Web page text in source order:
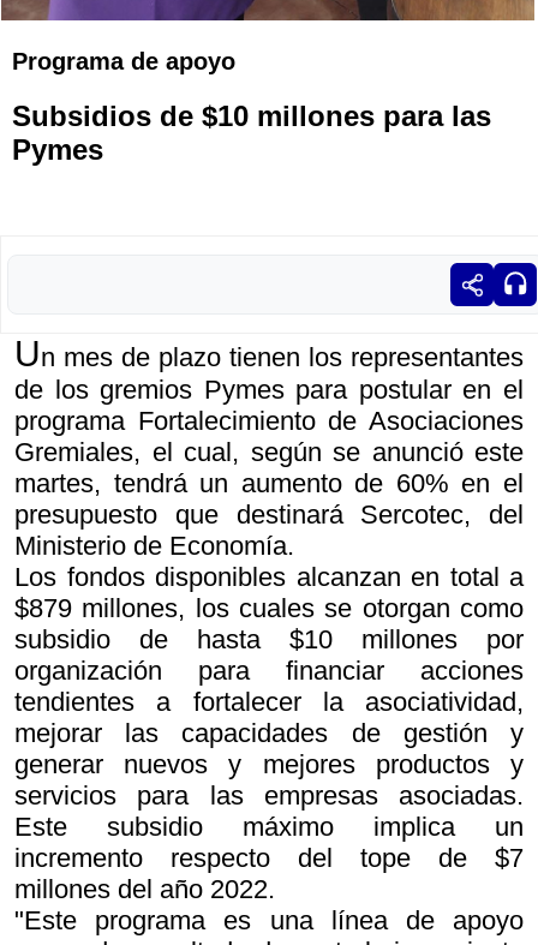
Programa de apoyo
Subsidios de $10 millones para las
Pymes
Un mes de plazo tienen los representantes
de los gremios Pymes para postular en el
programa Fortalecimiento de Asociaciones
Gremiales, el cual, según se anunció este
martes, tendrá un aumento de 60% en el
presupuesto que destinará Sercotec, del
Ministerio de Economía.
Los fondos disponibles alcanzan en total a
$879 millones, los cuales se otorgan como
subsidio de hasta $10 millones por
organización para financiar acciones
tendientes a fortalecer la asociatividad,
mejorar las capacidades de gestión y
generar nuevos y mejores productos y
servicios para las empresas asociadas.
Este subsidio máximo implica un
incremento respecto del tope de $7
millones del año 2022.
"Este programa es una línea de apoyo